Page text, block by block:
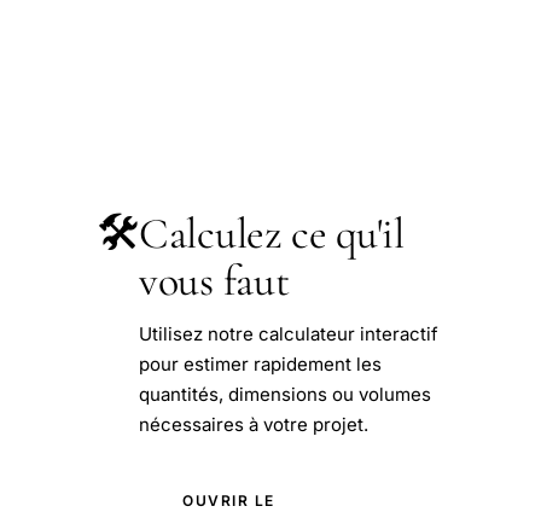
🛠️Calculez ce qu'il
vous faut
Utilisez notre calculateur interactif
pour estimer rapidement les
quantités, dimensions ou volumes
nécessaires à votre projet.
OUVRIR LE